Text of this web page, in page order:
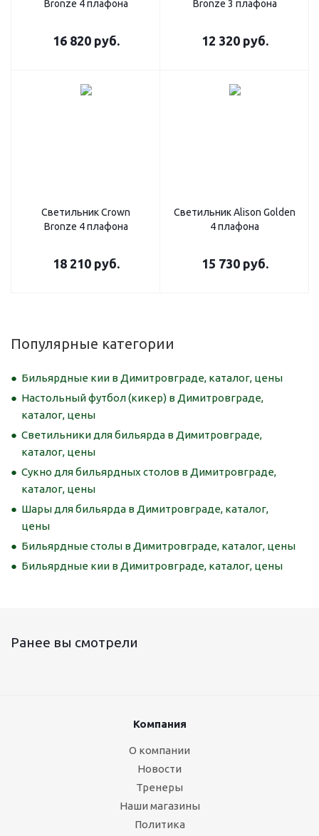
Bronze 4 плафона
16 820руб.
Bronze 3 плафона
12 320руб.
Светильник Crown
Bronze 4 плафона
18 210руб.
Светильник Alison Golden
4 плафона
15 730руб.
Популярные категории
Бильярдные кии в Димитровграде, каталог, цены
Настольный футбол (кикер) в Димитровграде,
каталог, цены
Светильники для бильярда в Димитровграде,
каталог, цены
Сукно для бильярдных столов в Димитровграде,
каталог, цены
Шары для бильярда в Димитровграде, каталог,
цены
Бильярдные столы в Димитровграде, каталог, цены
Бильярдные кии в Димитровграде, каталог, цены
Ранее вы смотрели
Компания
О компании
Новости
Тренеры
Наши магазины
Политика